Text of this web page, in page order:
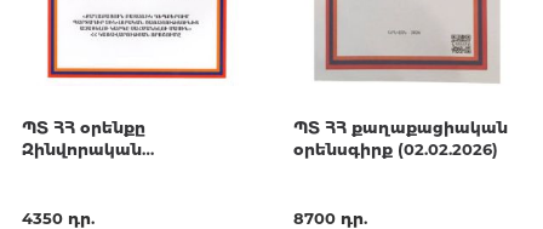
ՊՏ ՀՀ օրենքը
Զինվորական
կարգավիճակի մասին
4350 դր.
ՊՏ ՀՀ քաղաքացիական
օրենսգիրք (02.02.2026)
8700 դր.